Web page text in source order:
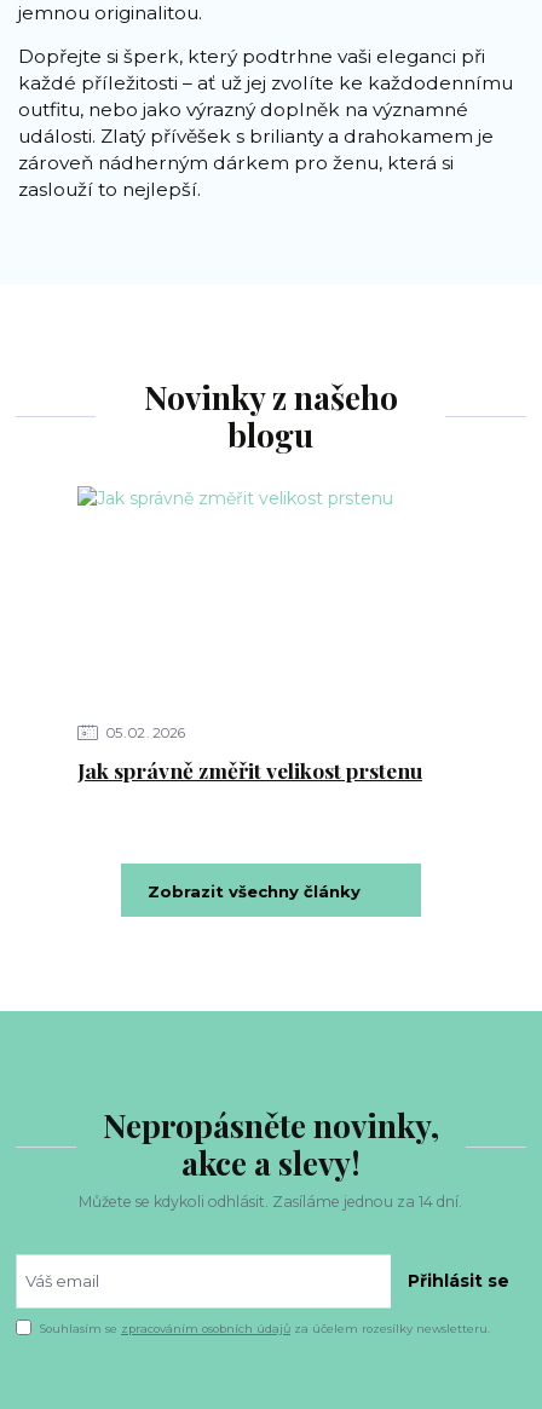
jemnou originalitou.
Dopřejte si šperk, který podtrhne vaši eleganci při
každé příležitosti – ať už jej zvolíte ke každodennímu
outfitu, nebo jako výrazný doplněk na významné
události. Zlatý přívěšek s brilianty a drahokamem je
zároveň nádherným dárkem pro ženu, která si
zaslouží to nejlepší.
Novinky z našeho
blogu
05 02 2026
Jak správně změřit velikost prstenu
Zobrazit všechny články
Nepropásněte novinky,
akce a slevy!
Můžete se kdykoli odhlásit. Zasíláme jednou za 14 dní.
Přihlásit se
Souhlasím se zpracováním osobních údajů za účelem rozesílky newsletteru.